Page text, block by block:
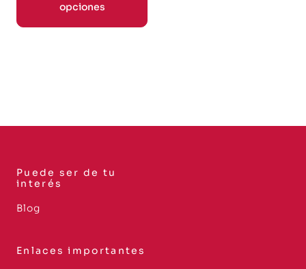
opciones
Puede ser de tu
interés
Blog
Enlaces importantes